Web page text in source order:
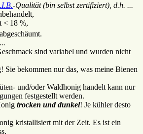
-Qualität (bin selbst zertifiziert), d.h. ...
< 18 %,
sind variabel und wurden nicht
Sie bekommen nur das, was meine Bienen
und/oder Waldhonig handelt kann nur
festgestellt werden.
trocken und dunkel! Je kühler desto
kristallisiert mit der Zeit. Es ist ein